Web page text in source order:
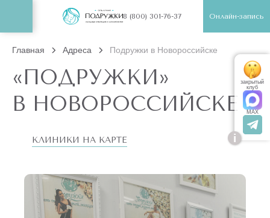
8 (800) 301-76-37 Онлайн-запись
Главная Адреса Подружки в Новороссийске
«ПОДРУЖКИ»
В НОВОРОССИЙСКЕ
КЛИНИКИ НА КАРТЕ i
закрытый
клуб
MAX